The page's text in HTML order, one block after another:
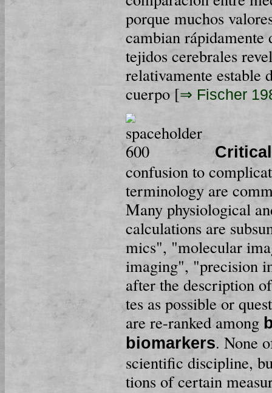
porque muchos
cambian rápidamente
tejidos cerebrales
relativamente estable
cuerpo [⇒ Fischer
confusion to
ter­mi­no­lo­gy are
Many phy­sio­lo­gi­cal
calculations are
mics", "mo­le­cu­lar
imag­ing", "pre­ci­sion
after the description
tes as possible or
are re-rank­ed among
biomarkers. None
scientific dis­ci­pli­ne,
tions of certain